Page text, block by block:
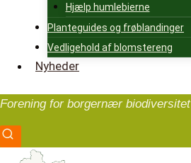
Hjælp humlebierne
Planteguides og frøblandinger
Vedligehold af blomstereng
Nyheder
Forening for borgernær biodiversitet